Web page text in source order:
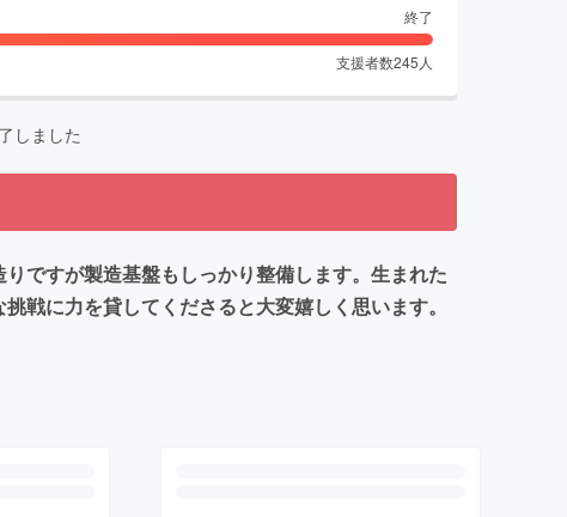
終了
支援者数245 人
しました
ですが製造基盤もしっかり整備します。生まれた
戦に力を貸してくださると大変嬉しく思います。